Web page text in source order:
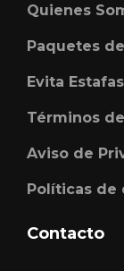
Quienes
Paquetes
Evita
Términos
Aviso de
Políticas de
Contacto